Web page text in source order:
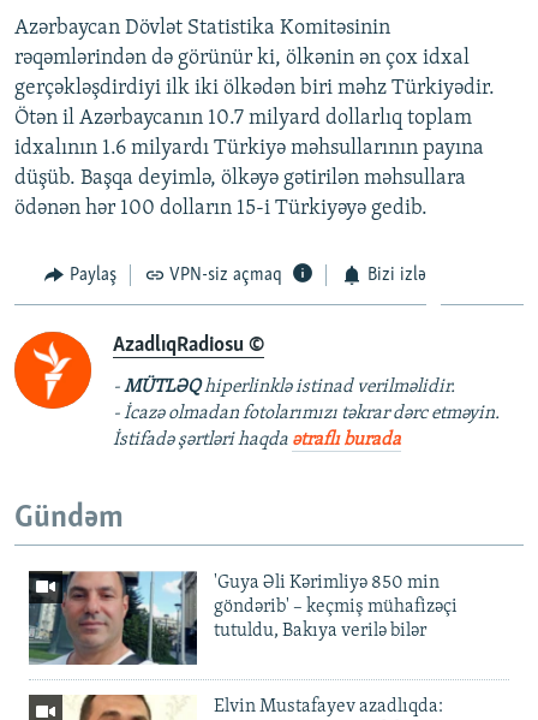
Azərbaycan Dövlət Statistika Komitəsinin
rəqəmlərindən də görünür ki, ölkənin ən çox idxal
gerçəkləşdirdiyi ilk iki ölkədən biri məhz Türkiyədir.
Ötən il Azərbaycanın 10.7 milyard dollarlıq toplam
idxalının 1.6 milyardı Türkiyə məhsullarının payına
düşüb. Başqa deyimlə, ölkəyə gətirilən məhsullara
ödənən hər 100 dolların 15-i Türkiyəyə gedib.​
Paylaş VPN-siz açmaq Bizi izlə
AzadlıqRadiosu ©
-MÜTLƏQhiperlinklə istinad verilməlidir.
- İcazə olmadan fotolarımızı təkrar dərc etməyin.
İstifadə şərtləri haqda ətraflı burada
Gündəm
'Guya Əli Kərimliyə 850 min
göndərib' – keçmiş mühafizəçi
tutuldu, Bakıya verilə bilər
Elvin Mustafayev azadlıqda: